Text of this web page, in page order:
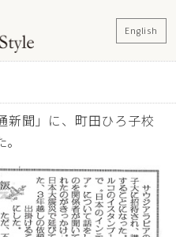
English
新聞」に、町田ひろ子校